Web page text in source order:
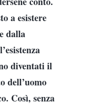
a esistere
dalla
diventati il
dell’uomo
Così, senza